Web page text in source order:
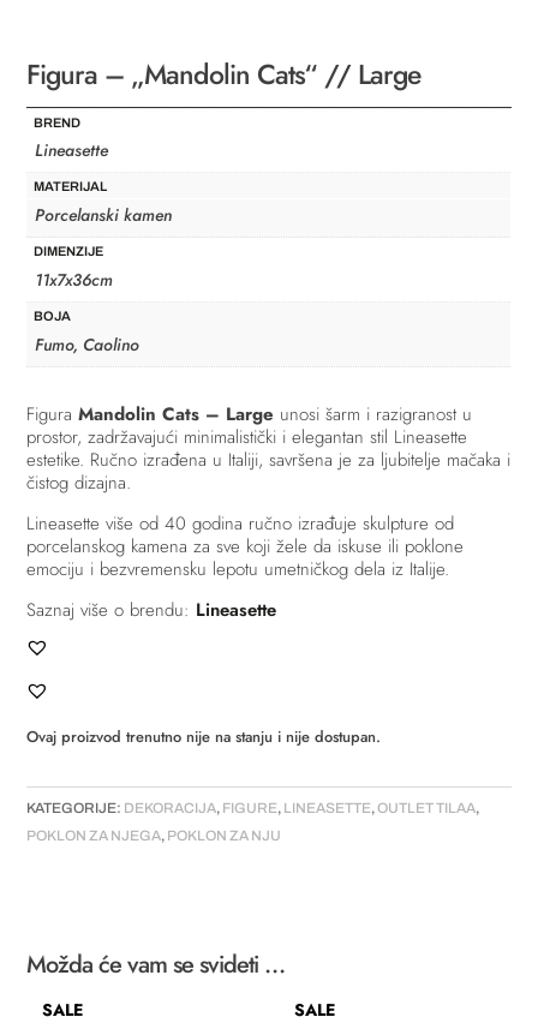
Figura – „Mandolin Cats“ // Large
BREND
Lineasette
MATERIJAL
Porcelanski kamen
DIMENZIJE
11x7x36cm
BOJA
Fumo, Caolino
FiguraMandolin Cats – Large unosi šarm i razigranost u
prostor, zadržavajući minimalistički i elegantan stil Lineasette
estetike. Ručno izrađena u Italiji, savršena je za ljubitelje mačaka i
čistog dizajna.
Lineasette više od 40 godina ručno izrađuje skulpture od
porcelanskog kamena za sve koji žele da iskuse ili poklone
emociju i bezvremensku lepotu umetničkog dela iz Italije.
Saznaj više o brendu: Lineasette
Ovaj proizvod trenutno nije na stanju i nije dostupan.
KATEGORIJE: DEKORACIJA, FIGURE, LINEASETTE,OUTLET TILAA,
POKLON ZA NJEGA, POKLON ZA NJU
Možda će vam se svideti …
SALE SALE